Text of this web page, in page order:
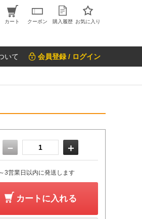
カート クーポン 購入履歴 お気に入り
いて 会員登録 / ログイン
－ ＋
3営業日以内に発送します
カートに入れる